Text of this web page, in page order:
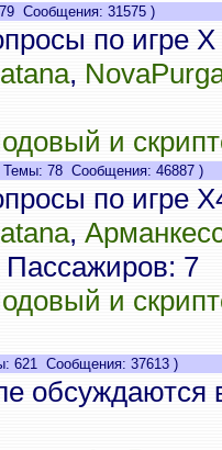
Сообщения: 31575 )
по игре
,
и
78 Сообщения: 46887 )
по игре
,
Пассажиров: 7
и
621 Сообщения: 37613 )
обсуждаются